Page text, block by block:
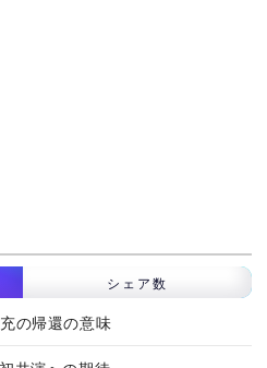
シェア数
の帰還の意味